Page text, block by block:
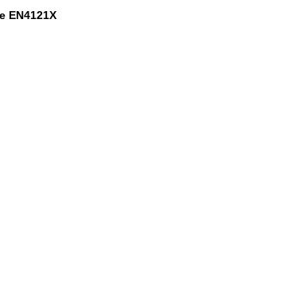
EN4121X